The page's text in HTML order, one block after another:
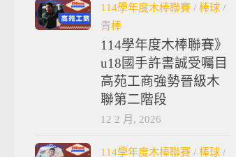
114學年度木棒聯賽 / 棒球 /
青棒
114學年度木棒聯賽》
u18國手許書誠受囑目
高苑工商強勢晉級木
聯第二階段
12 2 月, 2026
114學年度木棒聯賽 / 棒球 /